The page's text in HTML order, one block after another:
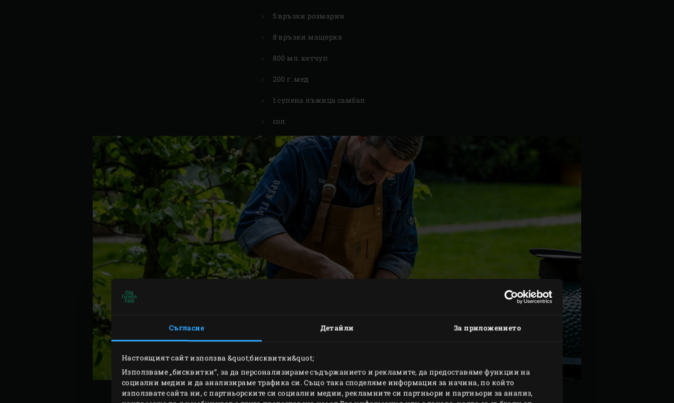
Съгласие Детайли За приложението
Настоящият сайт използва &quot;бисквитки&quot;
Използваме „бисквитки“, за да персонализираме съдържанието и рекламите, да предоставяме функции на
социални медии и да анализираме трафика си. Също така споделяме информация за начина, по който
използвате сайта ни, с партньорските си социални медии, рекламните си партньори и партньори за анализ,
5 връзки розмарин
8 връзки мащерка
800 мл. кетчуп
200 г. мед
1 супена лъжица самбал
сол